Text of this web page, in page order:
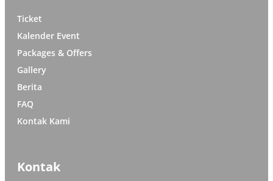
Ticket
Kalender Event
Packages & Offers
Gallery
Berita
FAQ
Kontak Kami
Kontak